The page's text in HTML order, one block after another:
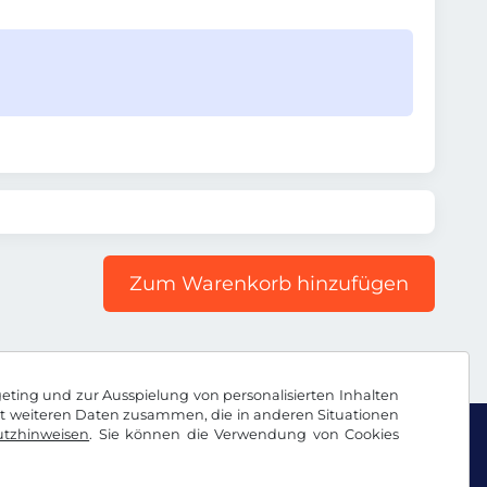
und zur Ausspielung von personalisierten Inhalten
Daten zusammen, die in anderen Situationen
. Sie können die Verwendung von Cookies
Zum Warenkorb hinzufügen